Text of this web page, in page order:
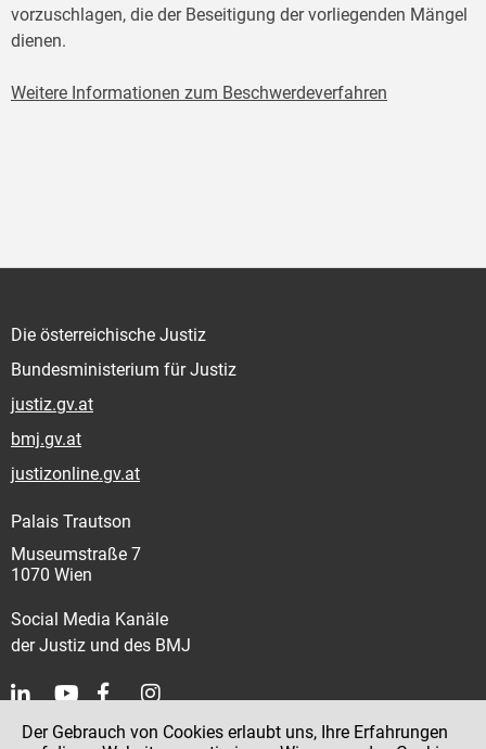
vorzuschlagen, die der Beseitigung der vorliegenden Mängel
dienen.
Weitere Informationen zum Beschwerdeverfahren
Die österreichische Justiz
Bundesministerium für Justiz
justiz.gv.at
bmj.gv.at
justizonline.gv.at
Palais Trautson
Museumstraße 7
1070 Wien
Social Media Kanäle
der Justiz und des BMJ
Kontakt
Der Gebrauch von Cookies erlaubt uns, Ihre Erfahrungen